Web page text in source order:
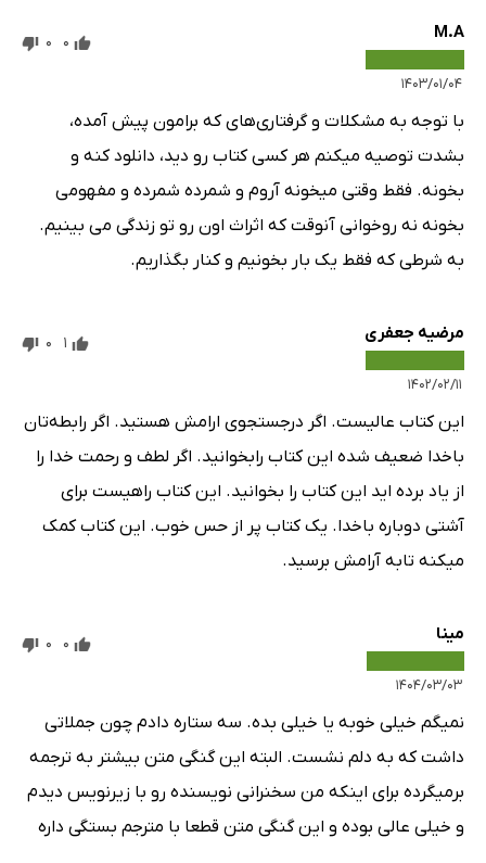
M.A
۱۴۰۳/۰۱/۰۴
0
0
با توجه به مشکلات و گرفتاری‌های که برامون پیش آمده،
بشدت توصیه میکنم هر کسی کتاب رو دید، دانلود کنه و
بخونه. فقط وقتی میخونه آروم و شمرده شمرده و مفهومی
بخونه نه روخوانی آنوقت که اثراث اون رو تو زندگی می بینیم.
به شرطی که فقط یک بار بخونیم و کنار بگذاریم.
مرضیه جعفری
۱۴۰۲/۰۲/۱۱
1
0
این کتاب عالیست. اگر درجستجوی ارامش هستید. اگر رابطه‌تان
باخدا ضعیف شده این کتاب رابخوانید. اگر لطف و رحمت خدا را
از یاد برده اید این کتاب را بخوانید. این کتاب راهیست برای
آشتی دوباره باخدا. یک کتاب پر از حس خوب. این کتاب کمک
میکنه تابه آرامش برسید.
مینا
۱۴۰۴/۰۳/۰۳
0
0
نمیگم خیلی خوبه یا خیلی بده. سه ستاره دادم چون جملاتی
داشت که به دلم نشست. البته این گنگی متن بیشتر به ترجمه
برمیگرده برای اینکه من سخنرانی نویسنده رو با زیرنویس دیدم
و خیلی عالی بوده و این گنگی متن قطعا با مترجم بستگی داره